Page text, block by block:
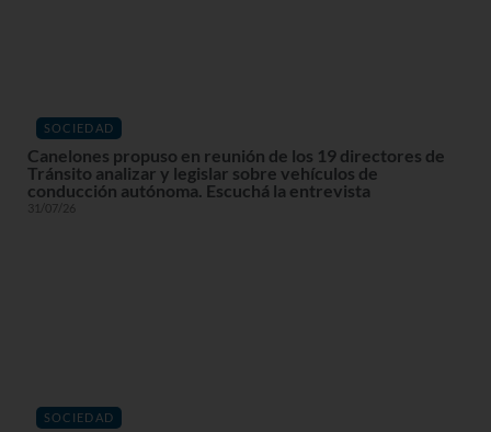
SOCIEDAD
Canelones propuso en reunión de los 19 directores de
Tránsito analizar y legislar sobre vehículos de
conducción autónoma. Escuchá la entrevista
31/07/26
SOCIEDAD